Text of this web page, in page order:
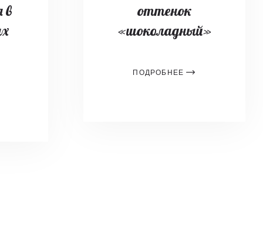
в
оттенок
«шоколадный»
ПОДРОБНЕЕ